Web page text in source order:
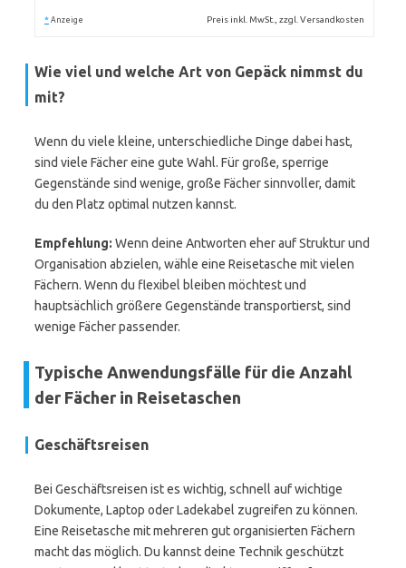
* Anzeige Preis inkl. MwSt., zzgl. Versandkosten
Wie viel und welche Art von Gepäck nimmst du
mit?
Wenn du viele kleine, unterschiedliche Dinge dabei hast,
sind viele Fächer eine gute Wahl. Für große, sperrige
Gegenstände sind wenige, große Fächer sinnvoller, damit
du den Platz optimal nutzen kannst.
Empfehlung: Wenn deine Antworten eher auf Struktur und
Organisation abzielen, wähle eine Reisetasche mit vielen
Fächern. Wenn du flexibel bleiben möchtest und
hauptsächlich größere Gegenstände transportierst, sind
wenige Fächer passender.
Typische Anwendungsfälle für die Anzahl
der Fächer in Reisetaschen
Geschäftsreisen
Bei Geschäftsreisen ist es wichtig, schnell auf wichtige
Dokumente, Laptop oder Ladekabel zugreifen zu können.
Eine Reisetasche mit mehreren gut organisierten Fächern
macht das möglich. Du kannst deine Technik geschützt